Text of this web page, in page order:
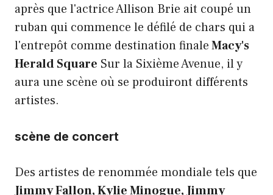
après que l'actrice Allison Brie ait coupé un
ruban qui commence le défilé de chars qui a
l'entrepôt comme destination finaleMacy's
Herald Square Sur la Sixième Avenue, il y
aura une scène où se produiront différents
artistes.
scène de concert
Des artistes de renommée mondiale tels que
Jimmy Fallon, Kylie Minogue, Jimmy